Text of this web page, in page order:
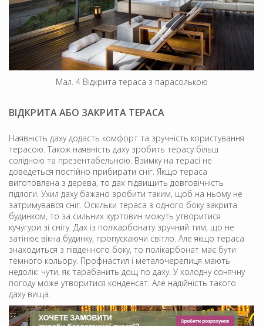
Мал. 4 Відкрита тераса з парасолькою
ВІДКРИТА АБО ЗАКРИТА ТЕРАСА
Наявність даху додасть комфорт та зручність користування
терасою. Також наявність даху зробить терасу більш
солідною та презентабельною. Взимку на терасі не
доведеться постійно прибирати сніг. Якщо тераса
виготовлена з дерева, то дах підвищить довговічність
підлоги. Ухил даху бажано зробити таким, щоб на ньому не
затримувався сніг. Оскільки тераса з одного боку закрита
будинком, то за сильних хуртовин можуть утворитися
кучугури зі снігу. Дах із полікарбонату зручний тим, що не
затінює вікна будинку, пропускаючи світло. Але якщо тераса
знаходиться з південного боку, то полікарбонат має бути
темного кольору. Профнастил і металочерепиця мають
недолік: чути, як тарабанить дощ по даху. У холодну сонячну
погоду може утворитися конденсат. Але надійність такого
даху вища.